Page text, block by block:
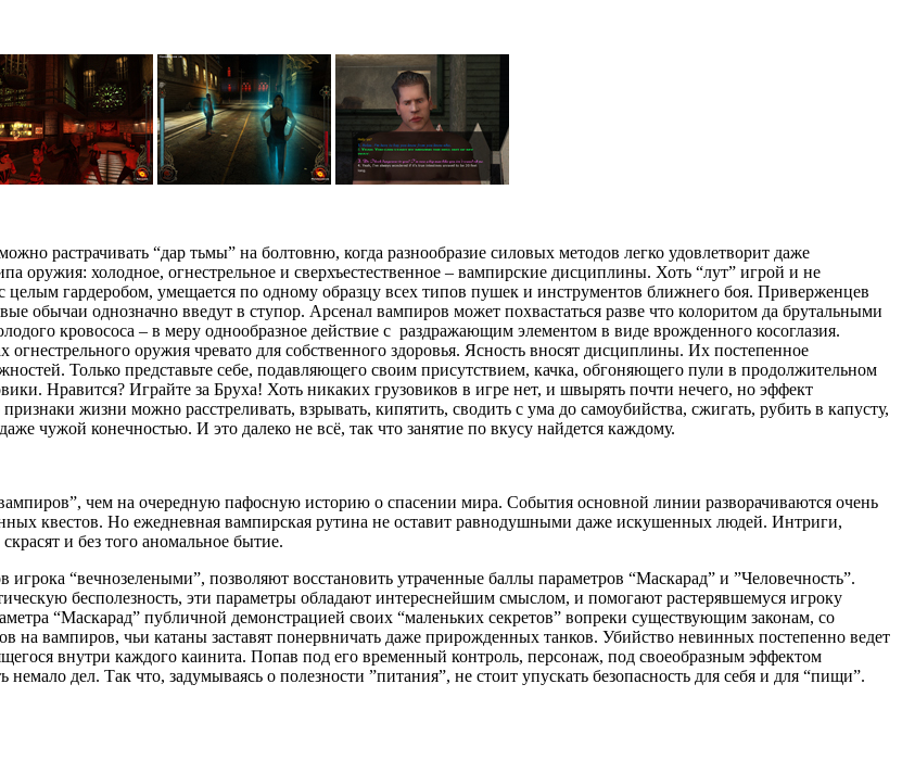
растрачивать “дар тьмы” на болтовню, когда разнообразие силовых методов легко удовлетворит даже
оружия: холодное, огнестрельное и сверхъестественное – вампирские дисциплины. Хоть “лут” игрой и не
целым гардеробом, умещается по одному образцу всех типов пушек и инструментов ближнего боя. Приверженцев
обычаи однозначно введут в ступор. Арсенал вампиров может похвастаться разве что колоритом да брутальными
кровососа – в меру однообразное действие с раздражающим элементом в виде врожденного косоглазия.
огнестрельного оружия чревато для собственного здоровья. Ясность вносят дисциплины. Их постепенное
Только представьте себе, подавляющего своим присутствием, качка, обгоняющего пули в продолжительном
Нравится? Играйте за Бруха! Хоть никаких грузовиков в игре нет, и швырять почти нечего, но эффект
жизни можно расстреливать, взрывать, кипятить, сводить с ума до самоубийства, сжигать, рубить в капусту,
чужой конечностью. И это далеко не всё, так что занятие по вкусу найдется каждому.
чем на очередную пафосную историю о спасении мира. События основной линии разворачиваются очень
квестов. Но ежедневная вампирская рутина не оставит равнодушными даже искушенных людей. Интриги,
и без того аномальное бытие.
“вечнозелеными”, позволяют восстановить утраченные баллы параметров “Маскарад” и ”Человечность”.
бесполезность, эти параметры обладают интереснейшим смыслом, и помогают растерявшемуся игроку
“Маскарад” публичной демонстрацией своих “маленьких секретов” вопреки существующим законам, со
на вампиров, чьи катаны заставят понервничать даже прирожденных танков. Убийство невинных постепенно ведет
внутри каждого каинита. Попав под его временный контроль, персонаж, под своеобразным эффектом
дел. Так что, задумываясь о полезности ”питания”, не стоит упускать безопасность для себя и для “пищи”.